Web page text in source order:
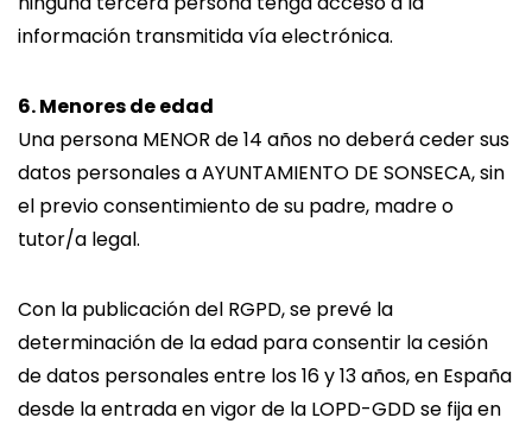
información transmitida vía electrónica.
6. Menores de edad
Una persona MENOR de 14 años no deberá ceder sus
datos personales a AYUNTAMIENTO DE SONSECA, sin
el previo consentimiento de su padre, madre o
tutor/a legal.
Con la publicación del RGPD, se prevé la
determinación de la edad para consentir la cesión
de datos personales entre los 16 y 13 años, en España
desde la entrada en vigor de la LOPD-GDD se fija en